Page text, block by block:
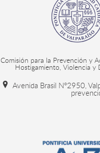
Comisión para la Prevención y
Hostigamiento, Violencia y
Avenida Brasil N°2950,